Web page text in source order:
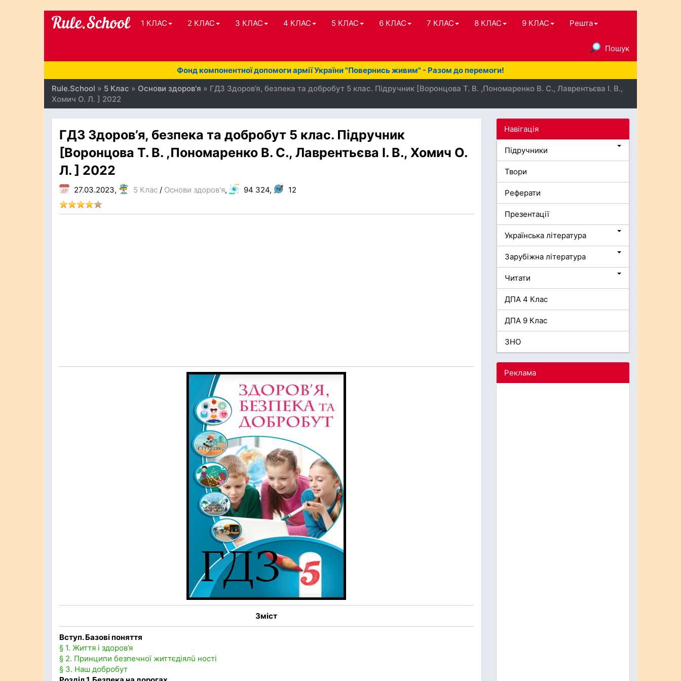
1 КЛАС 2 КЛАС 3 КЛАС 4 КЛАС 5 КЛАС 6 КЛАС 7 КЛАС 8 КЛАС 9 КЛАС Решта
Пошук
Фонд компонентної допомоги армії України "Повернись живим" - Разом до перемоги!
Rule.School » 5 Клас » Основи здоров'я » ГДЗ Здоров’я, безпека та добробут 5 клас. Підручник [Воронцова Т. В. ,Пономаренко В. С., Лаврентьєва І. В.,
Хомич О. Л. ] 2022
ГДЗ Здоров’я, безпека та добробут 5 клас. Підручник
[Воронцова Т. В. ,Пономаренко В. С., Лаврентьєва І. В., Хомич О.
Л. ] 2022
27.03.2023, 5 Клас / Основи здоров'я, 94 324, 12
Зміст
Вступ. Базові поняття
§ 1. Життя і здоров’я
§ 2. Принципи безпечної життєдіялü ності
§ 3. Наш добробут
Навігація
Підручники
Твори
Реферати
Презентації
Українська література
Зарубіжна література
Читати
ДПА 4 Клас
ДПА 9 Клас
ЗНО
Реклама